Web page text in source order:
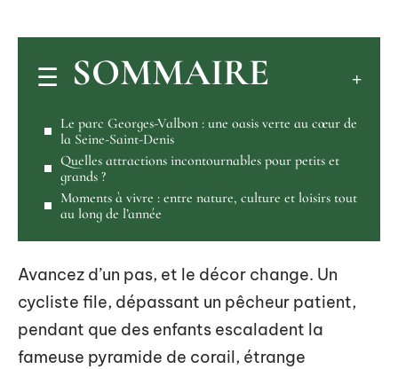
SOMMAIRE
Le parc Georges-Valbon : une oasis verte au cœur de
la Seine-Saint-Denis
Quelles attractions incontournables pour petits et
grands ?
Moments à vivre : entre nature, culture et loisirs tout
au long de l’année
Avancez d’un pas, et le décor change. Un
cycliste file, dépassant un pêcheur patient,
pendant que des enfants escaladent la
fameuse pyramide de corail, étrange